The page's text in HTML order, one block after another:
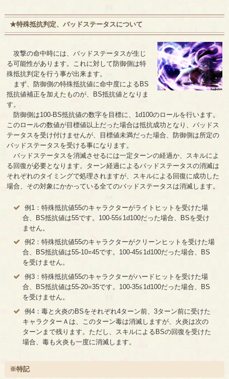
★特殊抵抗判定、バッドステータスについて
攻撃の命中時には、バッドステータスが生じ
る可能性があります。これに対して防御側は特
殊抵抗判定を行う事が出来ます。
まず、防御側の特殊抵抗値に命中度によるBS
抵抗値補正を加えたものが、BS抵抗値となりま
す。
防御側は100-BS抵抗値の数字を目標に、1d100のロールを行います。
このロールの数値が目標値以上だった場合は抵抗成功となり、バッドス
テータスを受け付けませんが、目標値未満だった場合、防御側は所定の
バッドステータスを受ける事になります。
バッドステータスを消滅させるには一定ターンの経過か、スキルによ
る回復が必要となります。ターン経過によるバッドステータスの消滅は
それぞれのタイミングで処理されますが、スキルによる回復に成功した
場合、その対象にかかっている全てのバッドステータスは消滅します。
例1：特殊抵抗値55のキャラクターがライトヒットを受けた場
合、BS抵抗値は55です。100-55≦1d100だった場合、BSを受け
ません。
例2：特殊抵抗値55のキャラクターがクリーンヒットを受けた場
合、BS抵抗値は55-10=45です。100-45≦1d100だった場合、BS
を受けません。
例3：特殊抵抗値55のキャラクターがハードヒットを受けた場
合、BS抵抗値は55-20=35です。100-35≦1d100だった場合、BS
を受けません。
例4：毒と火炎のBSをそれぞれ4ターン前、3ターン前に受けた
キャラクターＡは、このターン毒は消滅しますが、火炎は次の
ターンまで残ります。ただし、スキルによるBSの回復を受けた
場合、毒も火炎も一度に消滅します。
※特記